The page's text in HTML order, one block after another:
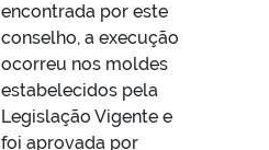
encontrada por este
conselho, a execução
ocorreu nos moldes
estabelecidos pela
Legislação Vigente e
foi aprovada por